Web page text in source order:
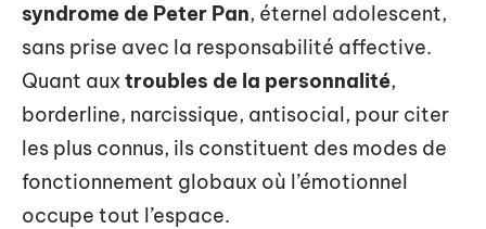
syndrome de Peter Pan, éternel adolescent,
sans prise avec la responsabilité affective.
Quant aux troubles de la personnalité,
borderline, narcissique, antisocial, pour citer
les plus connus, ils constituent des modes de
fonctionnement globaux où l’émotionnel
occupe tout l’espace.